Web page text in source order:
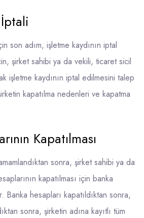
son adım, işletme kaydının iptal
şirket sahibi ya da vekili, ticaret sicil
işletme kaydının iptal edilmesini talep
kapatılma nedenleri ve kapatma
Kapatılması
sonra, şirket sahibi ya da
kapatılması için banka
Banka hesapları kapatıldıktan sonra,
sonra, şirketin adına kayıtlı tüm